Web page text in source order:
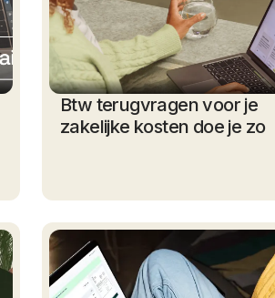
Btw terugvragen voor je
zakelijke kosten doe je zo